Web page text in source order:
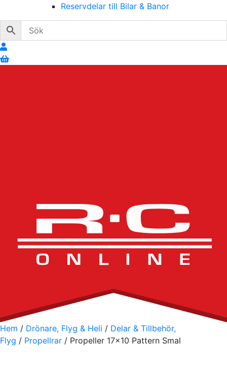
Reservdelar till Bilar & Banor
Hem / Drönare, Flyg & Heli / Delar & Tillbehör,
Flyg / Propellrar / Propeller 17×10 Pattern Smal